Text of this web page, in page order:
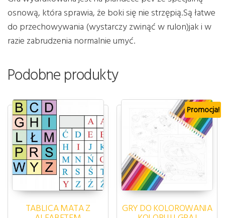
osnową, która sprawia, że boki się nie strzępią.Są łatwe
do przechowywania (wystarczy zwinąć w rulon)jak i w
razie zabrudzenia normalnie umyć.
Podobne produkty
TABLICA MATA Z
Promocja!
GRY DO KOLOROWANIA